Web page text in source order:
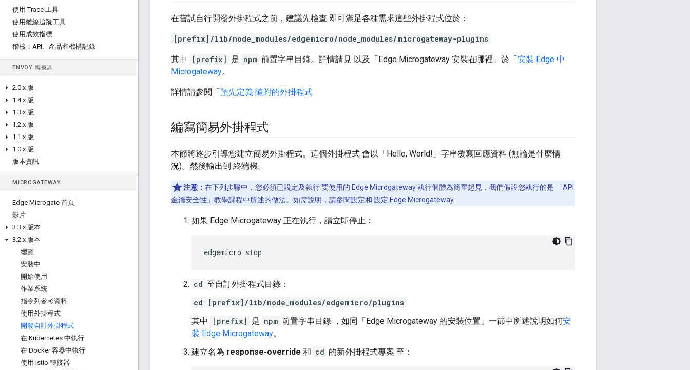
使用 Trace 工具
使用離線追蹤工具
使用成效指標
稽核：API、產品和機構記錄
ENVOY 轉換器
2.0.x 版
1 .4.x 版
1 .3.x 版
1 .2.x 版
1 .1 .x 版
1 .0.x 版
版本資訊
MICROGATEWAY
Edge Microgate 首頁
影片
3.3.x 版本
3.2.x 版本
總覽
安裝中
開始使用
作業系統
指令列參考資料
使用外掛程式
開發自訂外掛程式
在 Kubernetes 中執行
在 Docker 容器中執行
使用 Istio 轉接器
在嘗試自行開發外掛程式之前，建議先檢查 即可滿足各種需求這些外掛程式位於：
[prefix]/lib/node_modules/edgemicro/node_modules/microgateway-plugins
其中 [prefix] 是 npm 前置字串目錄。詳情請見 以及「Edge Microgateway 安裝在哪裡」於「安裝 Edge 中
Microgateway。
詳情請參閱「預先定義 隨附的外掛程式
編寫簡易外掛程式
本節將逐步引導您建立簡易外掛程式。這個外掛程式 會以「Hello, World!」字串覆寫回應資料 (無論是什麼情
況)。然後輸出到 終端機。
注意： 在下列步驟中，您必須已設定及執行 要使用的 Edge Microgateway 執行個體為簡單起見，我們假設您執行的是 「API
金鑰安全性」教學課程中所述的做法。如需說明，請參閱設定和 設定 Edge Microgateway
如果 Edge Microgateway 正在執行，請立即停止：
edgemicro stop
cd 至自訂外掛程式目錄：
cd [prefix]/lib/node_modules/edgemicro/plugins
其中
[prefix] 是 npm 前置字串目錄 ，如同「Edge Microgateway 的安裝位置」一節中所述說明如何安
裝 Edge Microgateway。
建立名為 response-override 和 cd 的新外掛程式專案 至：